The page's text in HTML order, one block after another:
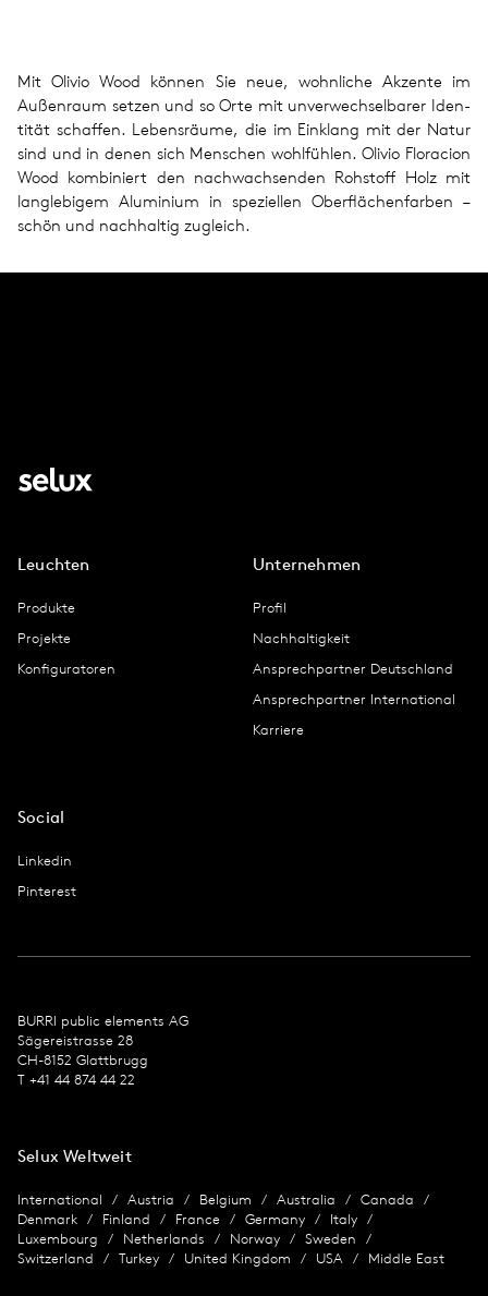
Mit Olivio Wood können Sie neue, wohn­li­che Akzente im
Außen­raum setzen und so Orte mit unver­wech­sel­ba­rer Iden­
ti­tät schaf­fen. Lebens­räume, die im Ein­klang mit der Natur
sind und in denen sich Men­schen wohl­füh­len. Olivio Flo­r­a­cion
Wood kom­bi­niert den nach­wach­sen­den Roh­stoff Holz mit
lang­le­bi­gem Alu­mi­nium in spe­zi­el­len Ober­flä­chen­far­ben –
schön und nach­hal­tig zugleich.
Leuchten
Produkte
Projekte
Konfiguratoren
Unternehmen
Profil
Nachhaltigkeit
Ansprechpartner Deutschland
Ansprechpartner International
Karriere
Social
Linkedin
Pinterest
BURRI public ele­ments AG
Sägereis­trasse 28
CH-8152 Glat­tbrugg
T +41 44 874 44 22
Selux Weltweit
International Austria Belgium Australia
Canada
Denmark
Finland France Germany
Italy
Luxembourg
Netherlands Norway
Sweden
Switzerland
Turkey United Kingdom USA Middle East